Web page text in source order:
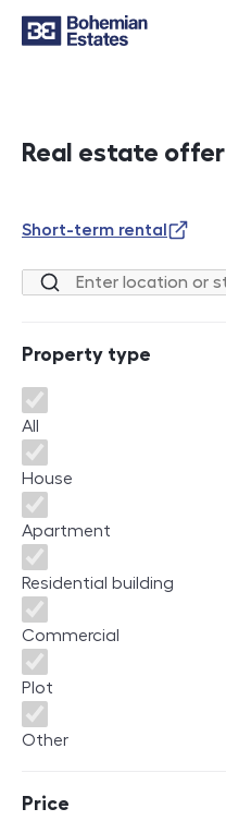
Real estate offer
Short-term rental
Location or street
Property type
Property type
All
House
Apartment
Residential building
Commercial
Plot
Other
Price